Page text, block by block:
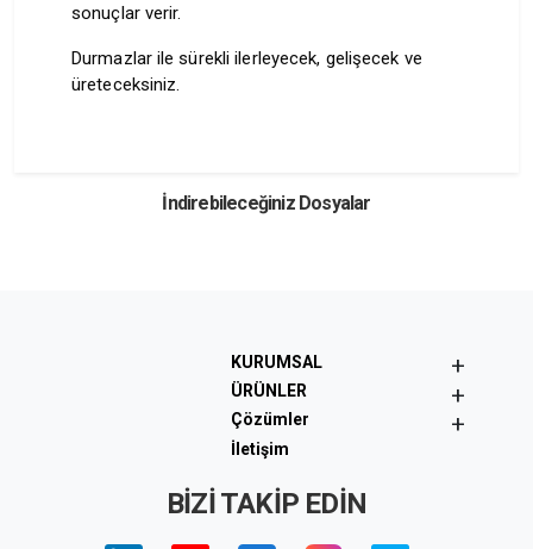
sonuçlar verir.
Durmazlar ile sürekli ilerleyecek, gelişecek ve
üreteceksiniz.
İndirebileceğiniz Dosyalar
KURUMSAL +
ÜRÜNLER +
Çözümler +
İletişim
BİZİ TAKİP EDİN